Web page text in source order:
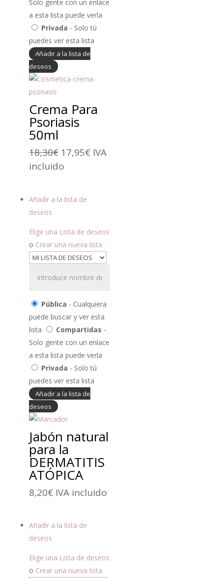
Solo gente con un enlace
a esta lista puede verla
Privada - Solo tú
puedes ver esta lista
Añadir a la lista de
deseos
Crema Para
Psoriasis
50ml
18,30€ El
precio
18,30€.
17,95€ElIVA
incluido
Añadir a la lista de
deseos
Elige una Lista de deseos
o Crear una nueva lista
Pública - Cualquiera
puede buscar y ver esta
lista
Compartidas -
Solo gente con un enlace
a esta lista puede verla
Privada - Solo tú
puedes ver esta lista
Añadir a la lista de
deseos
Jabón natural
para la
DERMATITIS
ATÓPICA
8,20€ IVA incluido
Añadir a la lista de
deseos
Elige una Lista de deseos
o Crear una nueva lista